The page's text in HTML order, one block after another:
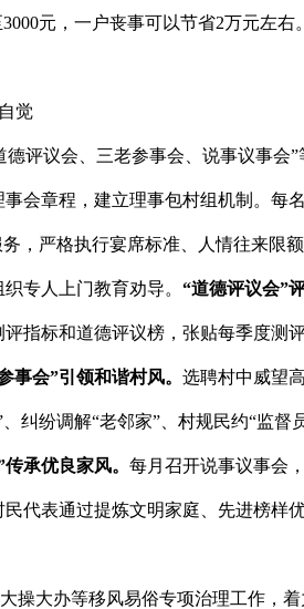
3000元，一户丧事可以节省2万元左右
觉
德评议会、三老参事会、说事议事会
事会章程，建立理事包村组机制。每
务，严格执行宴席标准、人情往来限
专人上门教育劝导。 “道德评议会”
指标和道德评议榜，张贴每季度测
事会”引领和谐村风。 选聘村中威望
、纠纷调解“老邻家”、村规民约“监督
承优良家风。 每月召开说事议事会
代表通过提炼文明家庭、先进榜样
操大办等移风易俗专项治理工作，